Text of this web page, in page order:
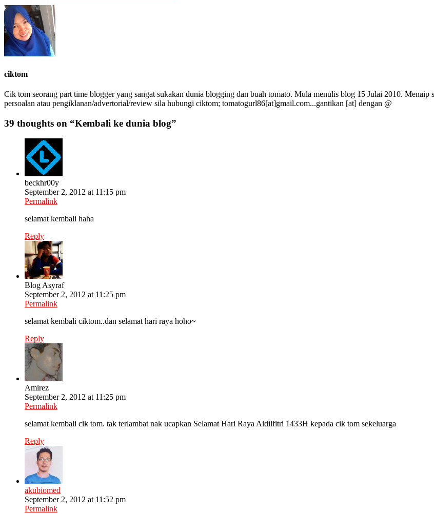
ciktom
Cik tom seorang part time blogger yang sangat sukakan dunia blogging dan buah tomato. Mula menulis blog 15 Julai 2010.
persoalan atau pengiklanan/advertorial/review sila hubungi ciktom; tomatogurl86[at]gmail.com...gantikan [at] dengan @
39 thoughts on “Kembali ke dunia blog”
beckhr00y
September 2, 2012 at 11:15 pm
Permalink
selamat kembali haha
Reply
Blog Asyraf
September 2, 2012 at 11:25 pm
Permalink
selamat kembali ciktom..dan selamat hari raya hoho~
Reply
Amirez
September 2, 2012 at 11:25 pm
Permalink
selamat kembali cik tom. tak terlambat nak ucapkan Selamat Hari Raya Aidilfitri 1433H kepada cik tom sekeluarga
Reply
akubiomed
September 2, 2012 at 11:52 pm
Permalink